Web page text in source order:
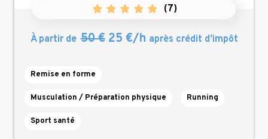
(7)
À partir de 50 €25 €/h après crédit d’impôt
Remise en forme
Musculation / Préparation physique Running
Sport santé